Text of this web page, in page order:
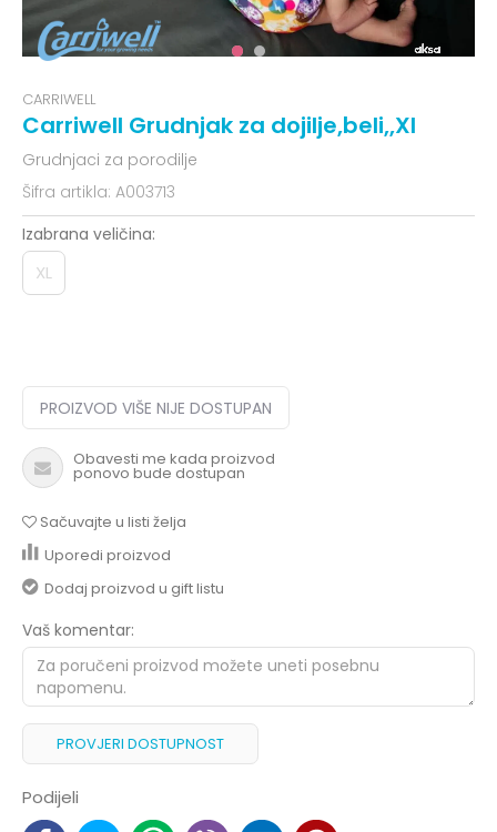
CARRIWELL
Carriwell Grudnjak za dojilje,beli,,Xl
Grudnjaci za porodilje
Šifra artikla: A003713
Izabrana veličina:
XL
PROIZVOD VIŠE NIJE DOSTUPAN
Obavesti me kada proizvod
ponovo bude dostupan
Sačuvajte u listi želja
Uporedi proizvod
Dodaj proizvod u gift listu
Vaš komentar:
PROVJERI DOSTUPNOST
Podijeli